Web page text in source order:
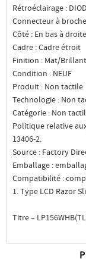
Rétroéclairage :
Connecteur à
Côté : En bas à droite
Cadre : Cadre étroit
Finition : Mat/
Condition : NEUF
Produit : Non tactile
Technologie : Non
Catégorie : Non
Politique relative
13406-2.
Source : Factory
Emballage :
Compatibilité :
1. Type LCD Razor
Titre –